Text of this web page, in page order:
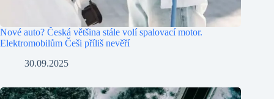
Nové auto? Česká většina stále volí spalovací motor.
Elektromobilům Češi příliš nevěří
30.09.2025